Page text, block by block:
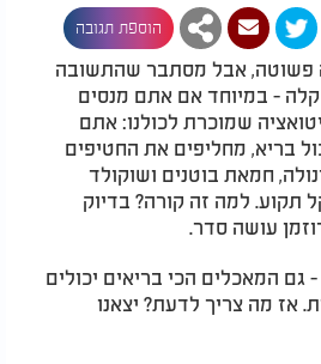
הוספת תגובה
פשוטה, אבל מסתבר שהתשובה
- במיוחד אם אתם מנסים
שמוכרת לכולנו: אתם
בריא, מחליפים את החטיפים
חמאת בוטנים ושוקולד
תקוע. למה זה קורה? בדיוק
עושה סדר.
- גם המאכלים הכי בריאים יכולים
אז מה צריך לדעת? יצאנו